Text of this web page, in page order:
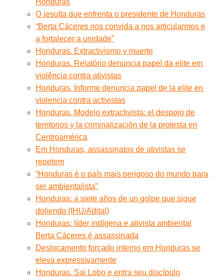
O jesuíta que enfrenta o presidente de Honduras
“Berta Cáceres nos convida a nos articularmos e
a fortalecer a unidade”
Honduras. Extractivismo y muerte
Honduras. Relatório denuncia papel da elite em
violência contra ativistas
Honduras. Informe denuncia papel de la elite en
violencia contra activistas
Honduras. Modelo extractivista: el despojo de
territorios y la criminalización de la protesta en
Centroamérica
Em Honduras, assassinatos de ativistas se
repetem
“Honduras é o país mais perigoso do mundo para
ser ambientalista”
Honduras: a siete años de un golpe que sigue
doliendo (IHU/Adital)
Honduras: líder indígena e ativista ambiental
Berta Cáceres é assassinada
Deslocamento forçado interno em Honduras se
eleva expressivamente
Honduras. Sai Lobo e entra seu discípulo